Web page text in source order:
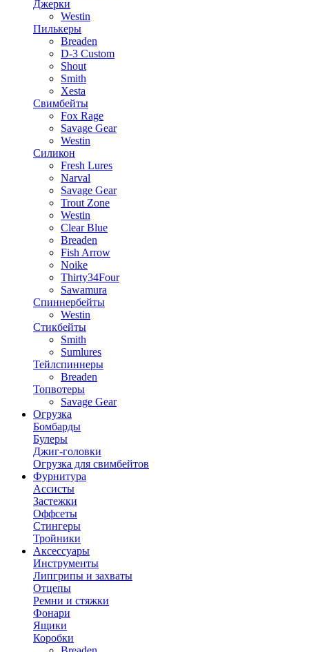
Джерки
Westin
Пилькеры
Breaden
D-3 Custom
Shout
Smith
Xesta
Свимбейты
Fox Rage
Savage Gear
Westin
Силикон
Fresh Lures
Narval
Savage Gear
Trout Zone
Westin
Clear Blue
Breaden
Fish Arrow
Noike
Thirty34Four
Sawamura
Спиннербейты
Westin
Стикбейты
Smith
Sumlures
Тейлспиннеры
Breaden
Топвотеры
Savage Gear
Огрузка
Бомбарды
Булеры
Джиг-головки
Огрузка для свимбейтов
Фурнитура
Ассисты
Застежки
Оффсеты
Стингеры
Тройники
Аксессуары
Инструменты
Липгрипы и захваты
Отцепы
Ремни и стяжки
Фонари
Ящики
Коробки